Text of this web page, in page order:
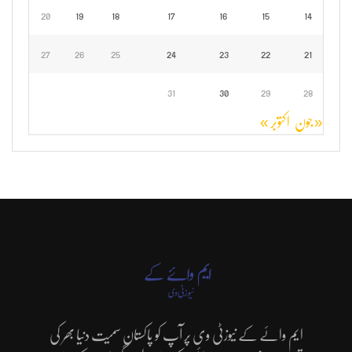
14
15
16
17
18
19
20
21
22
23
24
25
26
27
28
29
30
31
« جون اکتوبر »
ایم وائے کے نیوزٹی وی پر آپ کو پاکستان سمیت دنیا بھر کی